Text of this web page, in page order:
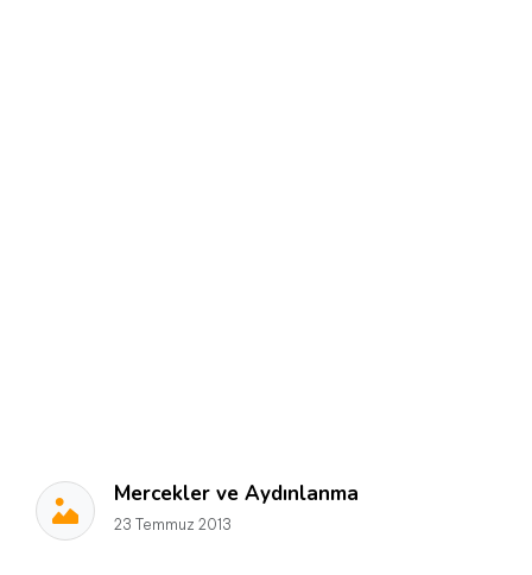
Mercekler ve Aydınlanma
23 Temmuz 2013